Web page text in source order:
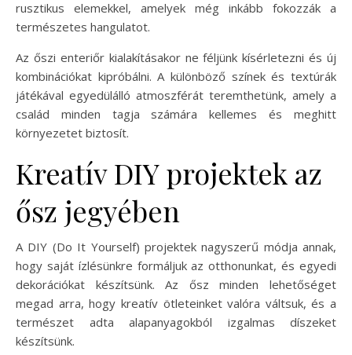
rusztikus elemekkel, amelyek még inkább fokozzák a
természetes hangulatot.
Az őszi enteriőr kialakításakor ne féljünk kísérletezni és új
kombinációkat kipróbálni. A különböző színek és textúrák
játékával egyedülálló atmoszférát teremthetünk, amely a
család minden tagja számára kellemes és meghitt
környezetet biztosít.
Kreatív DIY projektek az
ősz jegyében
A DIY (Do It Yourself) projektek nagyszerű módja annak,
hogy saját ízlésünkre formáljuk az otthonunkat, és egyedi
dekorációkat készítsünk. Az ősz minden lehetőséget
megad arra, hogy kreatív ötleteinket valóra váltsuk, és a
természet adta alapanyagokból izgalmas díszeket
készítsünk.